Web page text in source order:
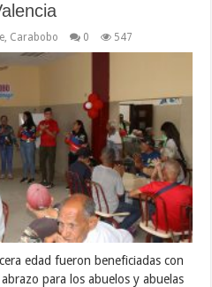
, Carabobo 0 547
edad fueron beneficiadas con
para los abuelos y abuelas